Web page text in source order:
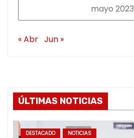
mayo 2023
« Abr Jun »
ÚLTIMAS NOTICIAS
DESTACADO NOTICIAS